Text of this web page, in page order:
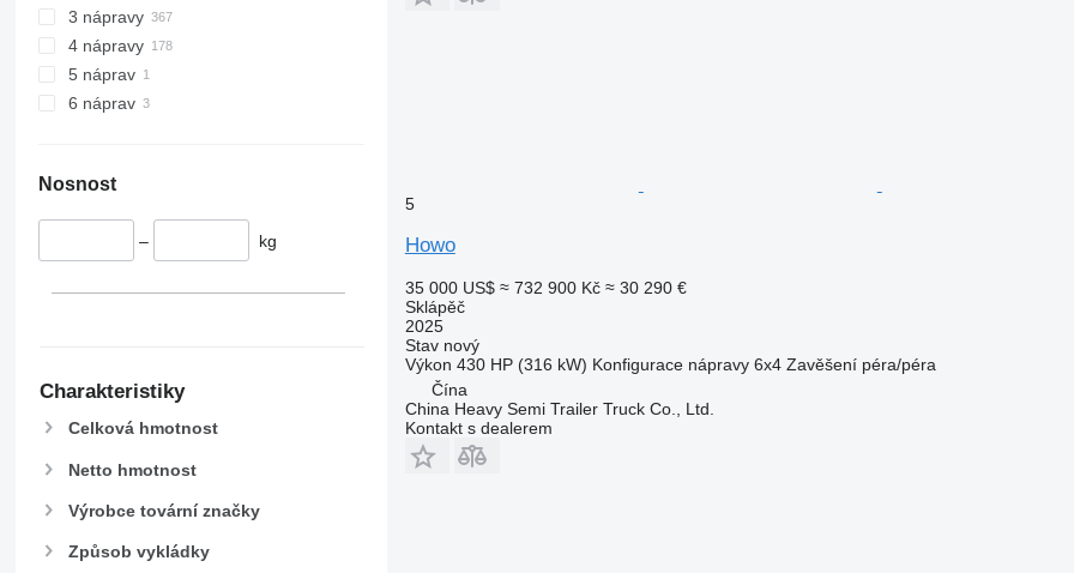
3 nápravy
4 nápravy
5 náprav
6 náprav
Nosnost
– kg
Charakteristiky
Celková hmotnost
Netto hmotnost
Výrobce tovární značky
Způsob vykládky
5
Howo
35 000 US$ ≈ 732 900 Kč ≈ 30 290 €
Sklápěč
2025
Stavnový
Výkon 430 HP (316 kW) Konfigurace nápravy 6x4 Zavěšení péra/péra
Čína
China Heavy Semi Trailer Truck Co., Ltd.
Kontakt s dealerem